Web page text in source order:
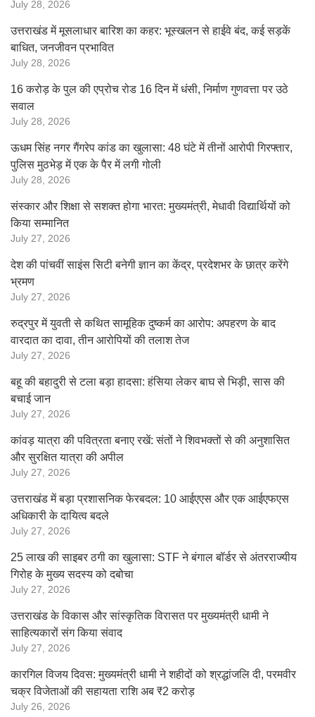
July 28, 2026
उत्तराखंड में मूसलाधार बारिश का कहर: भूस्खलन से हाईवे बंद, कई सड़कें
बाधित, जनजीवन प्रभावित
July 28, 2026
16 करोड़ के पुल की एप्रोच रोड 16 दिन में धंसी, निर्माण गुणवत्ता पर उठे
सवाल
July 28, 2026
ऊधम सिंह नगर गैंगरेप कांड का खुलासा: 48 घंटे में तीनों आरोपी गिरफ्तार,
पुलिस मुठभेड़ में एक के पैर में लगी गोली
July 28, 2026
संस्कार और शिक्षा से सशक्त होगा भारत: मुख्यमंत्री, मेधावी विद्यार्थियों को
किया सम्मानित
July 27, 2026
देश की पांचवीं साइंस सिटी बनेगी ज्ञान का केंद्र, प्रदेशभर के छात्र करेंगे
भ्रमण
July 27, 2026
रुद्रपुर में युवती से कथित सामूहिक दुष्कर्म का आरोप: अपहरण के बाद
वारदात का दावा, तीन आरोपियों की तलाश तेज
July 27, 2026
बहू की बहादुरी से टला बड़ा हादसा: हंसिया लेकर बाघ से भिड़ी, सास की
बचाई जान
July 27, 2026
कांवड़ यात्रा की पवित्रता बनाए रखें: संतों ने शिवभक्तों से की अनुशासित
और सुरक्षित यात्रा की अपील
July 27, 2026
उत्तराखंड में बड़ा प्रशासनिक फेरबदल: 10 आईएएस और एक आईएफएस
अधिकारी के दायित्व बदले
July 27, 2026
25 लाख की साइबर ठगी का खुलासा: STF ने बंगाल बॉर्डर से अंतरराज्यीय
गिरोह के मुख्य सदस्य को दबोचा
July 27, 2026
उत्तराखंड के विकास और सांस्कृतिक विरासत पर मुख्यमंत्री धामी ने
साहित्यकारों संग किया संवाद
July 27, 2026
कारगिल विजय दिवस: मुख्यमंत्री धामी ने शहीदों को श्रद्धांजलि दी, परमवीर
चक्र विजेताओं की सहायता राशि अब ₹2 करोड़
July 26, 2026